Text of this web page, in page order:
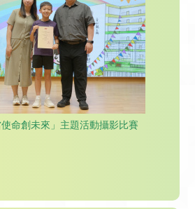
命創未來」主題活動攝影比賽